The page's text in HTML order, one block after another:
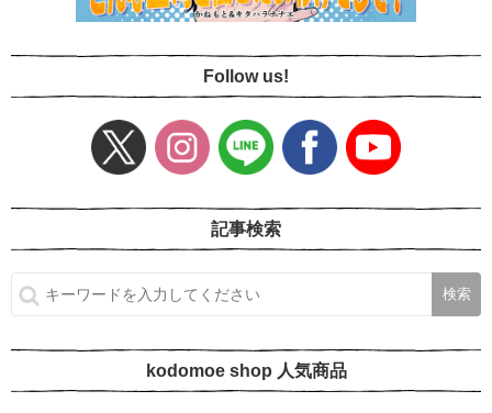
Follow us!
記事検索
kodomoe shop 人気商品